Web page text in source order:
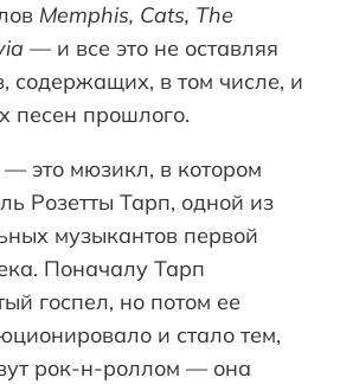
Memphis, Cats, The
— и все это не оставляя
содержащих, в том числе, и
песен прошлого.
— это мюзикл, в котором
Розетты Тарп, одной из
музыкантов первой
Поначалу Тарп
госпел, но потом ее
и стало тем,
рок-н-роллом — она